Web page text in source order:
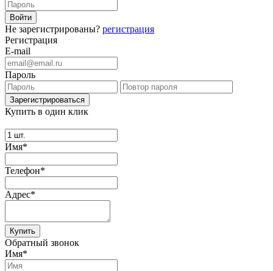
Не зарегистрированы? регистрация
Регистрация
E-mail
Пароль
Купить в один клик
Имя*
Телефон*
Адрес*
Купить
Обратный звонок
Имя*